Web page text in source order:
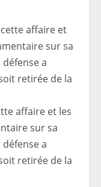
affaire et les
sur sa
a
retirée de la